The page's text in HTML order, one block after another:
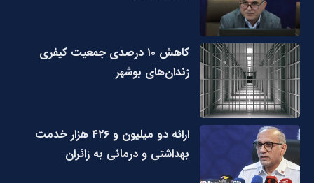
کاهش ۱۰ درصدی جمعیت کیفری
زندان‌های بوشهر
ارائه دو میلیون و ۴۲۶ هزار خدمت
بهداشتی و درمانی به زائران